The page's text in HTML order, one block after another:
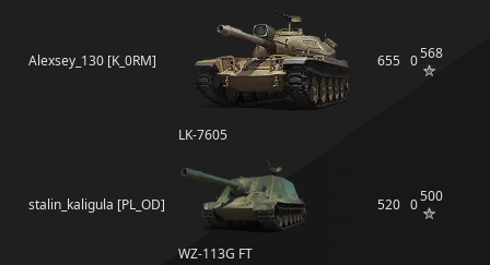
Alexsey_130 [K_0RM]
LK-7605
655 0568
stalin_kaligula [PL_OD]
WZ-113G FT
520 0500